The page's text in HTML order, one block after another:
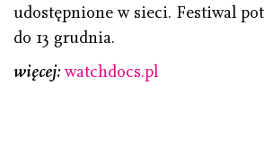
udostępnione w sieci. Festiwal
do 13 grudnia.
więcej: watchdocs.pl